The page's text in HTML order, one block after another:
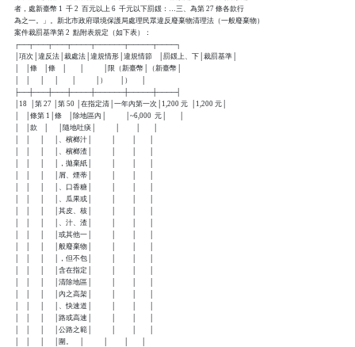
    者，處新臺幣 1  千 2  百元以上 6  千元以下罰鍰：…三、為第 27 條各款行
    為之一。」。新北市政府環境保護局處理民眾違反廢棄物清理法（一般廢棄物）
    案件裁罰基準第 2  點附表規定（如下表）：
    ┌──┬───┬───┬────┬──────┬─────┬────┐
    │項次│違反法│裁處法│違規情形│違規情節    │罰鍰上、下│裁罰基準│
    │    │條    │條    │        │            │限（新臺幣│（新臺幣│
    │    │      │      │        │            │）        │）      │
    ├──┼───┼───┼────┼──────┼─────┼────┤
    │18  │第 27 │第 50 │在指定清│一年內第一次│1,200 元  │1,200 元│
    │    │條第 1│條    │除地區內│            │~6,000  元│        │
    │    │款    │      │隨地吐痰│            │          │        │
    │    │      │      │、檳榔汁│            │          │        │
    │    │      │      │、檳榔渣│            │          │        │
    │    │      │      │，拋棄紙│            │          │        │
    │    │      │      │屑、煙蒂│            │          │        │
    │    │      │      │、口香糖│            │          │        │
    │    │      │      │、瓜果或│            │          │        │
    │    │      │      │其皮、核│            │          │        │
    │    │      │      │、汁、渣│            │          │        │
    │    │      │      │或其他一│            │          │        │
    │    │      │      │般廢棄物│            │          │        │
    │    │      │      │，但不包│            │          │        │
    │    │      │      │含在指定│            │          │        │
    │    │      │      │清除地區│            │          │        │
    │    │      │      │內之高架│            │          │        │
    │    │      │      │、快速道│            │          │        │
    │    │      │      │路或高速│            │          │        │
    │    │      │      │公路之範│            │          │        │
    │    │      │      │圍。    │            │          │        │